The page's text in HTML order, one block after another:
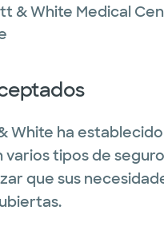
& White Medical
White ha establecido
tipos de
que sus